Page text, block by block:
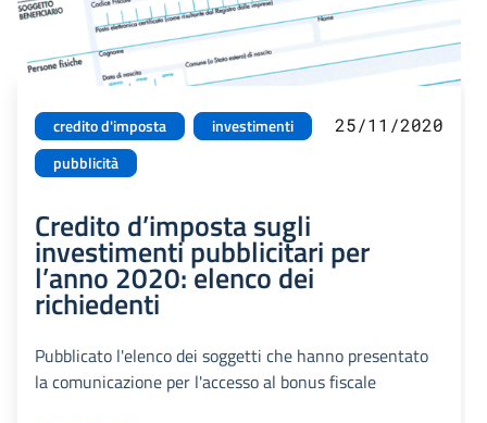
credito d'imposta
investimenti
pubblicità
25/11/2020
Credito d’imposta sugli
investimenti pubblicitari per
l’anno 2020: elenco dei
richiedenti
Pubblicato l'elenco dei soggetti che hanno presentato
la comunicazione per l'accesso al bonus fiscale